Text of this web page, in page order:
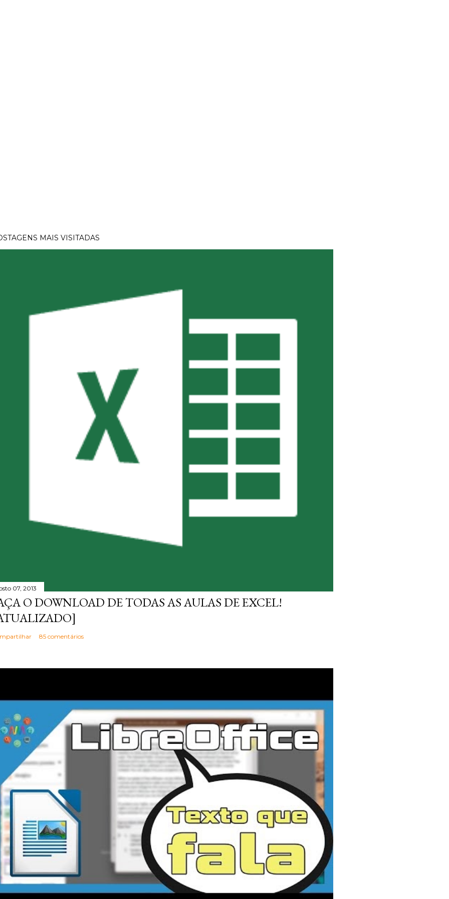
MAIS VISITADAS
07, 2013
O DOWNLOAD DE TODAS AS AULAS DE EXCEL!
85 comentários